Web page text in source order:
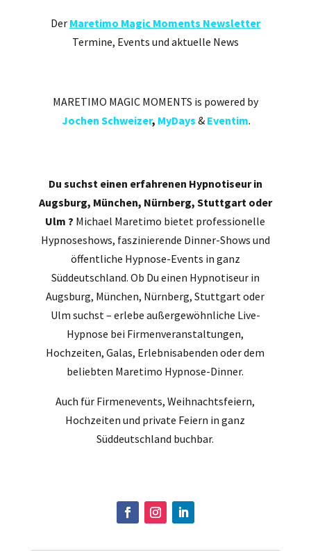
Der Maretimo Magic Moments Newsletter
Termine, Events und aktuelle News
MARETIMO MAGIC MOMENTS is powered by
Jochen Schweizer, MyDays & Eventim.
Du suchst einen erfahrenen Hypnotiseur in
Augsburg, München, Nürnberg, Stuttgart oder
Ulm ? Michael Maretimo bietet professionelle
Hypnoseshows, faszinierende Dinner-Shows und
öffentliche Hypnose-Events in ganz
Süddeutschland. Ob Du einen Hypnotiseur in
Augsburg, München, Nürnberg, Stuttgart oder
Ulm suchst – erlebe außergewöhnliche Live-
Hypnose bei Firmenveranstaltungen,
Hochzeiten, Galas, Erlebnisabenden oder dem
beliebten Maretimo Hypnose-Dinner.
Auch für Firmenevents, Weihnachtsfeiern,
Hochzeiten und private Feiern in ganz
Süddeutschland buchbar.